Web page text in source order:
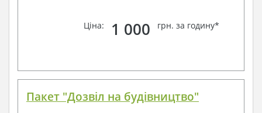
Ціна: 1 000 грн. за годину*
Пакет "Дозвіл на будівництво"